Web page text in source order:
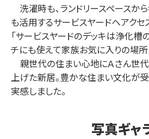
洗濯時も、ランドリースペースか
も活用するサービスヤードへアクセ
「サービスヤードのデッキは浄化槽
チにも使えて家族お気に入りの場所
親世代の住まい心地にＡさん世
上げた新居。豊かな住まい文化が
実感しました。
写真ギャ